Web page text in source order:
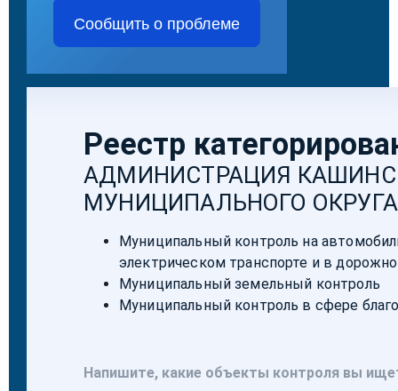
Сообщить о проблеме